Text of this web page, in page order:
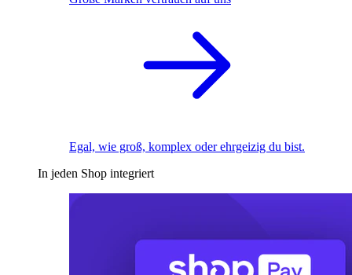
Egal, wie groß, komplex oder ehrgeizig du bist.
In jeden Shop integriert